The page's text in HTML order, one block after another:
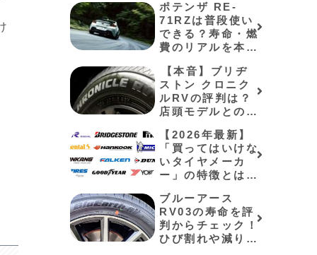
ポテンザ RE-
71RZは普段使い
できる？寿命・燃
費のリアルを本音
⁠【本音】ブリヂ
ストン クロニク
ルRVの評判は？
店頭モデルとの違
罠を解説⁠
【2026年最新】
「買ってはいけな
いタイヤメーカ
ー」の特徴とは？
命と失敗しない選
び方
ブルーアース
RV03の寿命を評
判からチェック！
ひび割れや減りが